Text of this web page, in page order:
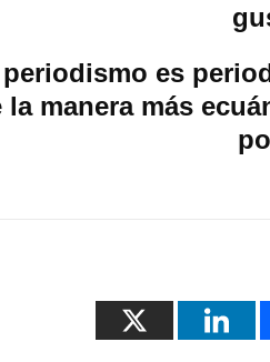
periodismo es
la manera más